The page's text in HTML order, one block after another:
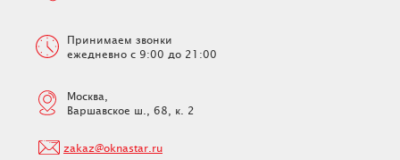
Принимаем звонки
ежедневно с 9:00 до 21:00
Москва,
Варшавское ш., 68, к. 2
zakaz@oknastar.ru